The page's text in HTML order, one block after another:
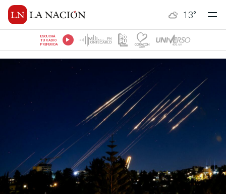
13°
ESCUCHÁ
TU RADIO
PREFERIDA